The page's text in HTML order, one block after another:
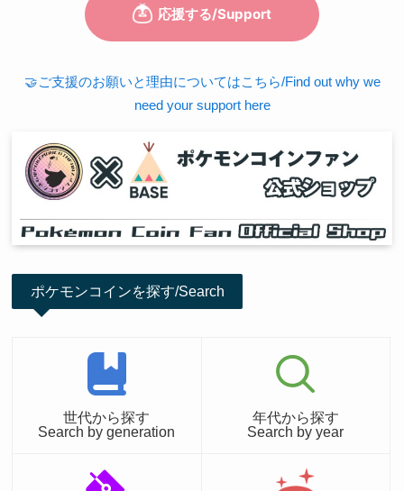
🤝ご支援のお願いと理由についてはこちら/Find out why we
need your support here
ポケモンコインを探す/Search
世代から探す
Search by generation
年代から探す
Search by year